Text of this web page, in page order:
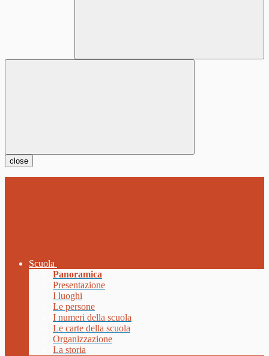
close
Scuola
Panoramica
Presentazione
I luoghi
Le persone
I numeri della scuola
Le carte della scuola
Organizzazione
La storia